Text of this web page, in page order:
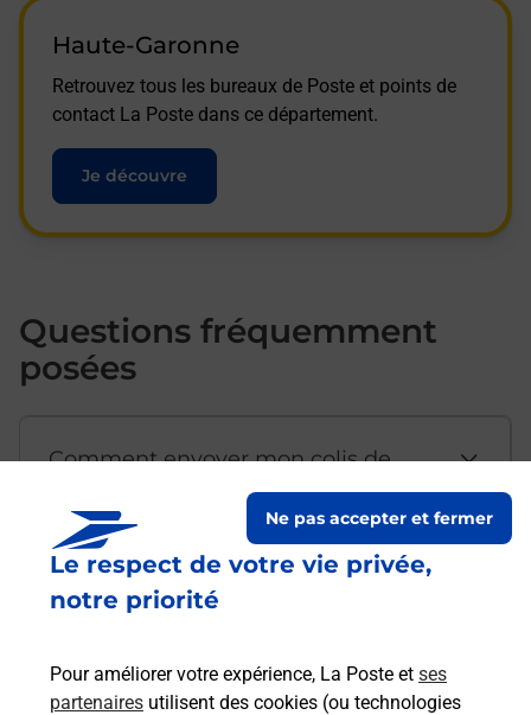
Le respect de votre vie privée,
notre priorité
Pour améliorer votre expérience, La Poste et ses
partenaires utilisent des cookies (ou technologies
Ne pas accepter et fermer
Haute-Garonne
Retrouvez tous les bureaux de Poste et points de
contact La Poste dans ce département.
Je découvre
Questions fréquemment
posées
Comment envoyer mon colis de
Est-il possible d’acheter un
emballage directement depuis un